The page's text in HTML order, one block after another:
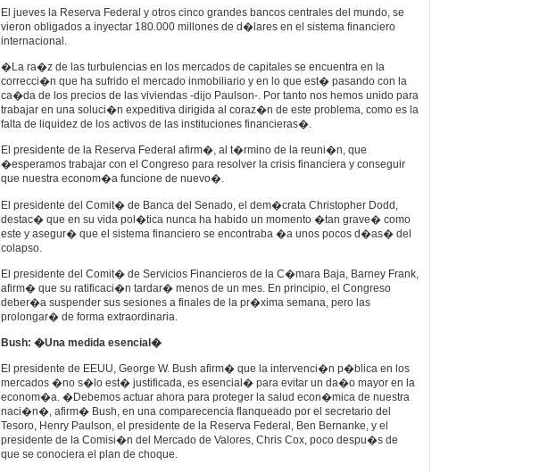
El jueves la Reserva Federal y otros cinco grandes bancos centrales del mundo, se
vieron obligados a inyectar 180.000 millones de d�lares en el sistema financiero
internacional.
�La ra�z de las turbulencias en los mercados de capitales se encuentra en la
correcci�n que ha sufrido el mercado inmobiliario y en lo que est� pasando con la
ca�da de los precios de las viviendas -dijo Paulson-. Por tanto nos hemos unido para
trabajar en una soluci�n expeditiva dirigida al coraz�n de este problema, como es la
falta de liquidez de los activos de las instituciones financieras�.
El presidente de la Reserva Federal afirm�, al t�rmino de la reuni�n, que
�esperamos trabajar con el Congreso para resolver la crisis financiera y conseguir
que nuestra econom�a funcione de nuevo�.
El presidente del Comit� de Banca del Senado, el dem�crata Christopher Dodd,
destac� que en su vida pol�tica nunca ha habido un momento �tan grave� como
este y asegur� que el sistema financiero se encontraba �a unos pocos d�as� del
colapso.
El presidente del Comit� de Servicios Financieros de la C�mara Baja, Barney Frank,
afirm� que su ratificaci�n tardar� menos de un mes. En principio, el Congreso
deber�a suspender sus sesiones a finales de la pr�xima semana, pero las
prolongar� de forma extraordinaria.
Bush: �Una medida esencial�
El presidente de EEUU, George W. Bush afirm� que la intervenci�n p�blica en los
mercados �no s�lo est� justificada, es esencial� para evitar un da�o mayor en la
econom�a. �Debemos actuar ahora para proteger la salud econ�mica de nuestra
naci�n�, afirm� Bush, en una comparecencia flanqueado por el secretario del
Tesoro, Henry Paulson, el presidente de la Reserva Federal, Ben Bernanke, y el
presidente de la Comisi�n del Mercado de Valores, Chris Cox, poco despu�s de
que se conociera el plan de choque.